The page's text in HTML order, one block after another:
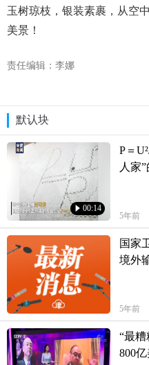
玉树琼枝，银装素裹，从
美景！
责任编辑：李娜
默认块
00:14
P＝
人家
5年前
国家
境外
5年前
“最
800亿